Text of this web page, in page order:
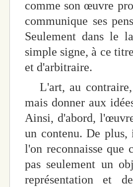
comme son œuvre
communique ses
Seulement dans le
simple signe, à ce
et d'arbitraire.
L'art, au contraire,
mais donner aux
Ainsi, d'abord,
un contenu. De
l'on reconnaisse que
pas seulement un
représentation et